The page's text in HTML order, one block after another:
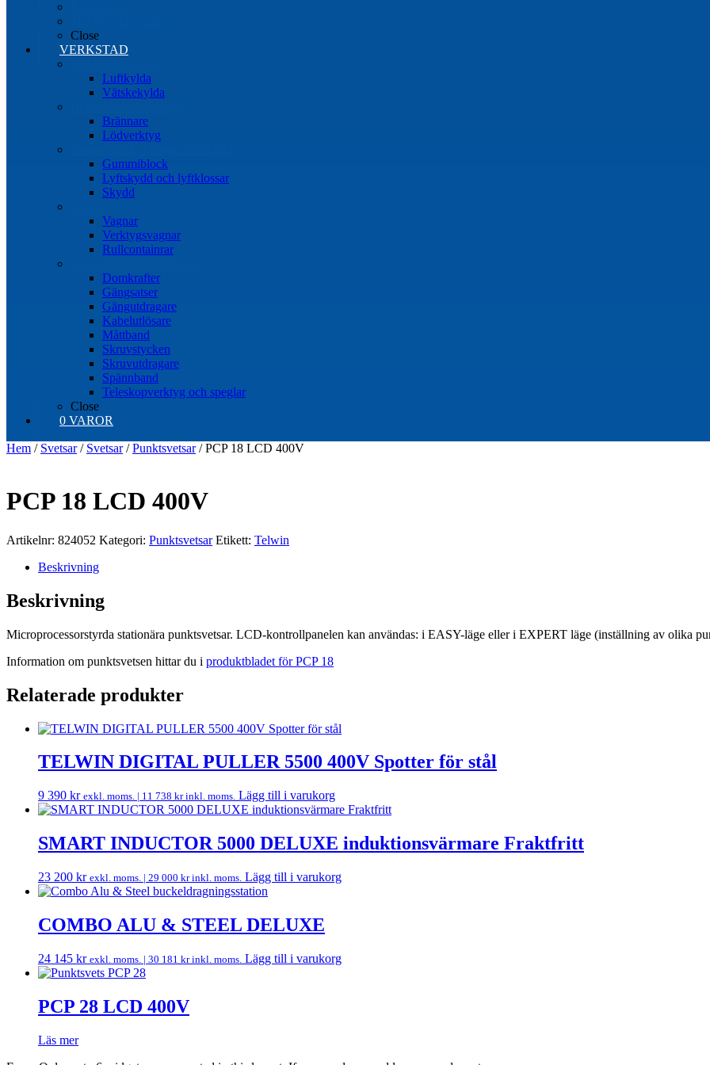
Close
VERKSTAD
Luftkylda
Vätskekylda
Brännare
Lödverktyg
Gummiblock
Lyftskydd och lyftklossar
Skydd
Vagnar
Verktygsvagnar
Rullcontainrar
Domkrafter
Gängsatser
Gängutdragare
Kabelutlösare
Måttband
Skruvstycken
Skruvutdragare
Spännband
Teleskopverktyg och speglar
Close
0 VAROR
Hem / Svetsar/ Svetsar/Punktsvetsar/ PCP 18 LCD 400V
PCP 18 LCD 400V
Artikelnr: 824052 Kategori: Punktsvetsar Etikett: Telwin
Beskrivning
Beskrivning
Microprocessorstyrda stationära punktsvetsar. LCD-kontrollpanelen kan användas: i EASY-läge eller i EXPERT läge (inställning av olika
Information om punktsvetsen hittar du i produktbladet för PCP 18
Relaterade produkter
TELWIN DIGITAL PULLER 5500 400V Spotter för stål
9 390 kr exkl. moms. | 11 738 krinkl. moms. Lägg till i varukorg
SMART INDUCTOR 5000 DELUXE induktionsvärmare Fraktfritt
23 200 kr exkl. moms. | 29 000 krinkl. moms. Lägg till i varukorg
COMBO ALU & STEEL DELUXE
24 145 kr exkl. moms. | 30 181 krinkl. moms. Lägg till i varukorg
PCP 28 LCD 400V
Läs mer